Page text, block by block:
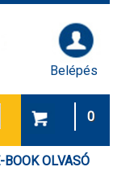
Belépés
0
OLVASÓ